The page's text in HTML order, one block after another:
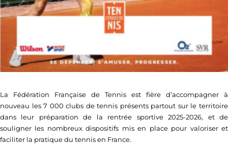
La Fédération Française de Tennis est fière d’accompagner à
nouveau les 7 000 clubs de tennis présents partout sur le territoire
dans leur préparation de la rentrée sportive 2025-2026, et de
souligner les nombreux dispositifs mis en place pour valoriser et
faciliter la pratique du tennis en France.